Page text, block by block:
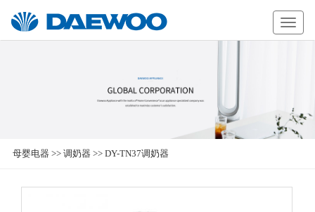
母婴电器 >> 调奶器 >> DY-TN37调奶器